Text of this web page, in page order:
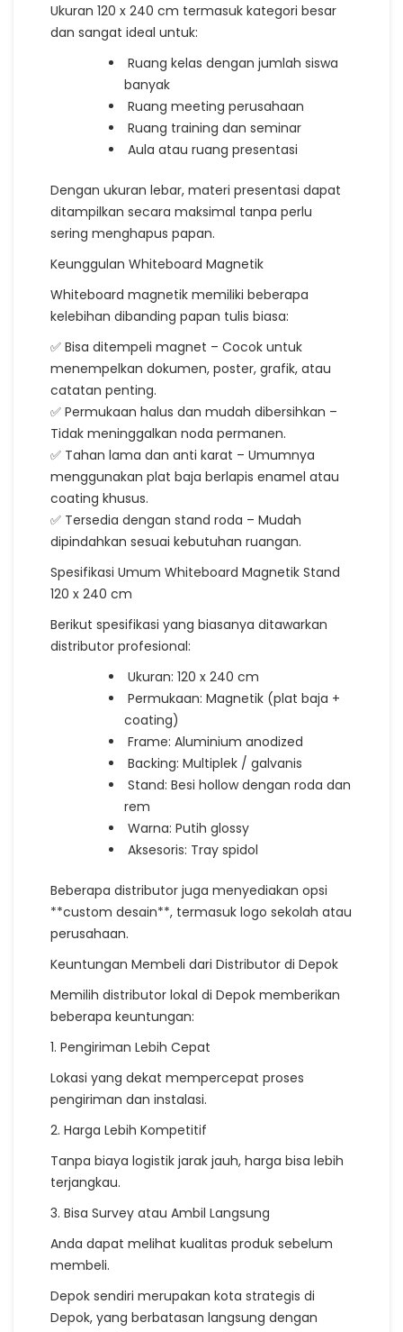
Ukuran 120 x 240 cm termasuk kategori besar
dan sangat ideal untuk:
Ruang kelas dengan jumlah siswa
banyak
Ruang meeting perusahaan
Ruang training dan seminar
Aula atau ruang presentasi
Dengan ukuran lebar, materi presentasi dapat
ditampilkan secara maksimal tanpa perlu
sering menghapus papan.
Keunggulan Whiteboard Magnetik
Whiteboard magnetik memiliki beberapa
kelebihan dibanding papan tulis biasa:
✅ Bisa ditempeli magnet – Cocok untuk
menempelkan dokumen, poster, grafik, atau
catatan penting.
✅ Permukaan halus dan mudah dibersihkan –
Tidak meninggalkan noda permanen.
✅ Tahan lama dan anti karat – Umumnya
menggunakan plat baja berlapis enamel atau
coating khusus.
✅ Tersedia dengan stand roda – Mudah
dipindahkan sesuai kebutuhan ruangan.
Spesifikasi Umum Whiteboard Magnetik Stand
120 x 240 cm
Berikut spesifikasi yang biasanya ditawarkan
distributor profesional:
Ukuran: 120 x 240 cm
Permukaan: Magnetik (plat baja +
coating)
Frame: Aluminium anodized
Backing: Multiplek / galvanis
Stand: Besi hollow dengan roda dan
rem
Warna: Putih glossy
Aksesoris: Tray spidol
Beberapa distributor juga menyediakan opsi
**custom desain**, termasuk logo sekolah atau
perusahaan.
Keuntungan Membeli dari Distributor di Depok
Memilih distributor lokal di Depok memberikan
beberapa keuntungan:
1. Pengiriman Lebih Cepat
Lokasi yang dekat mempercepat proses
pengiriman dan instalasi.
2. Harga Lebih Kompetitif
Tanpa biaya logistik jarak jauh, harga bisa lebih
terjangkau.
3. Bisa Survey atau Ambil Langsung
Anda dapat melihat kualitas produk sebelum
membeli.
Depok sendiri merupakan kota strategis di
Depok, yang berbatasan langsung dengan